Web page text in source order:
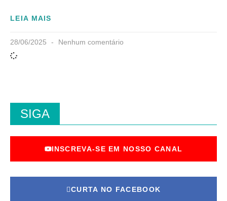
LEIA MAIS
28/06/2025 Nenhum comentário
SIGA
INSCREVA-SE EM NOSSO CANAL
CURTA NO FACEBOOK